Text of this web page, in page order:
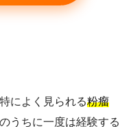
によく見られる粉瘤
うちに一度は経験する